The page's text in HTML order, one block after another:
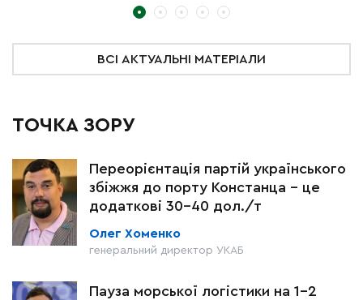
ВСІ АКТУАЛЬНІ МАТЕРІАЛИ
ТОЧКА ЗОРУ
Переорієнтація партій українського
збіжжя до порту Констанца – це
додаткові 30-40 дол./т
Олег Хоменко
генеральний директор УКАБ
Пауза морської логістики на 1–2